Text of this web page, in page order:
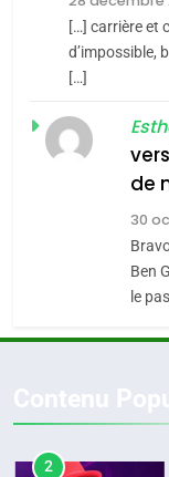
[…] carrière et
d’impossible,
[…]
de
30
Ben
le
3